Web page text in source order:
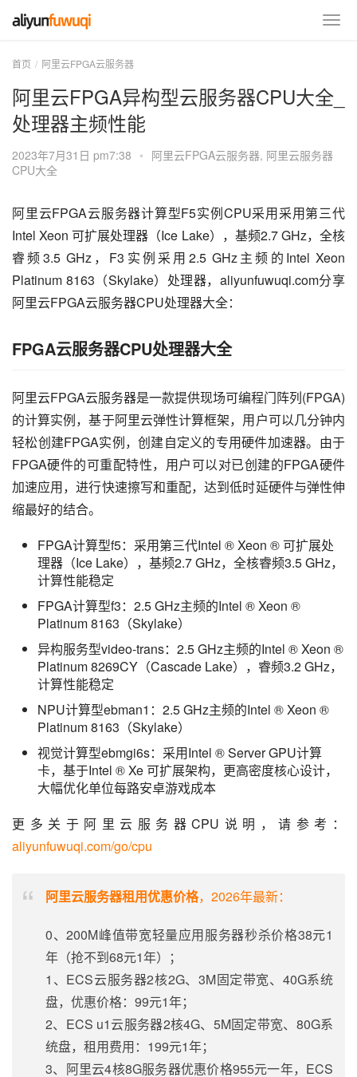
首页 阿里云FPGA云服务器
阿里云FPGA异构型云服务器CPU大全_
处理器主频性能
2023年7月31日 pm7:38 • 阿里云FPGA云服务器, 阿里云服务器
CPU大全
阿里云FPGA云服务器计算型F5实例CPU采用采用第三代
Intel Xeon 可扩展处理器（Ice Lake），基频2.7 GHz，全核
睿频3.5 GHz，F3实例采用2.5 GHz主频的Intel Xeon
Platinum 8163（Skylake）处理器，aliyunfuwuqi.com分享
阿里云FPGA云服务器CPU处理器大全：
FPGA云服务器CPU处理器大全
阿里云FPGA云服务器是一款提供现场可编程门阵列(FPGA)
的计算实例，基于阿里云弹性计算框架，用户可以几分钟内
轻松创建FPGA实例，创建自定义的专用硬件加速器。由于
FPGA硬件的可重配特性，用户可以对已创建的FPGA硬件
加速应用，进行快速擦写和重配，达到低时延硬件与弹性伸
缩最好的结合。
FPGA计算型f5：采用第三代Intel ® Xeon ® 可扩展处
理器（Ice Lake），基频2.7 GHz，全核睿频3.5 GHz，
计算性能稳定
FPGA计算型f3：2.5 GHz主频的Intel ® Xeon ®
Platinum 8163（Skylake）
异构服务型video-trans：2.5 GHz主频的Intel ® Xeon ®
Platinum 8269CY（Cascade Lake），睿频3.2 GHz，
计算性能稳定
NPU计算型ebman1：2.5 GHz主频的Intel ® Xeon ®
Platinum 8163（Skylake）
视觉计算型ebmgi6s：采用Intel ® Server GPU计算
卡，基于Intel ® Xe 可扩展架构，更高密度核心设计，
大幅优化单位每路安卓游戏成本
更多关于阿里云服务器CPU说明，请参考：
aliyunfuwuqi.com/go/cpu
阿里云服务器租用优惠价格，2026年最新：
0、200M峰值带宽轻量应用服务器秒杀价格38元1
年（抢不到68元1年）；
1、ECS云服务器2核2G、3M固定带宽、40G系统
盘，优惠价格：99元1年；
2、ECS u1云服务器2核4G、5M固定带宽、80G系
统盘，租用费用：199元1年；
3、阿里云4核8G服务器优惠价格955元一年，ECS